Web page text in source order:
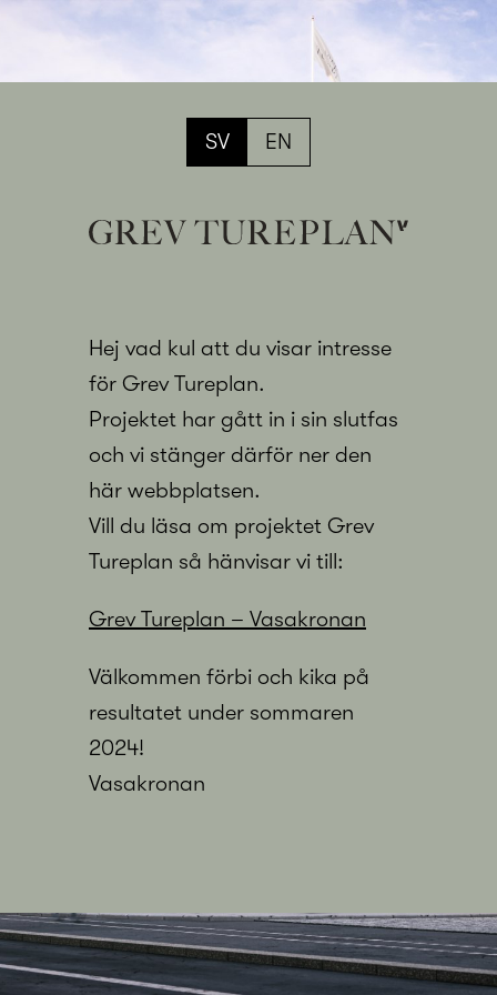
SV EN
Hej vad kul att du visar intresse
för Grev Tureplan.
Projektet har gått in i sin slutfas
och vi stänger därför ner den
här webbplatsen.
Vill du läsa om projektet Grev
Tureplan så hänvisar vi till:
Grev Tureplan – Vasakronan
Välkommen förbi och kika på
resultatet under sommaren
2024!
Vasakronan